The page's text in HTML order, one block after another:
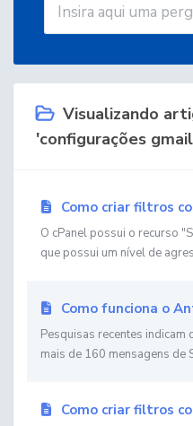
Visualizando
'configurações
Como criar filtros
O cPanel possui o recurso
que possui um nível de
Como funciona o
Pesquisas recentes
mais de 160 mensagens de
Como criar filtros